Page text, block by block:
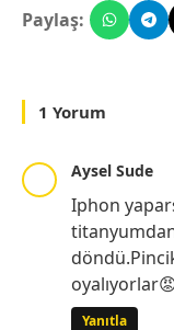
Paylaş:
1 Yorum
Aysel Sude
Iphon
Yanıtla